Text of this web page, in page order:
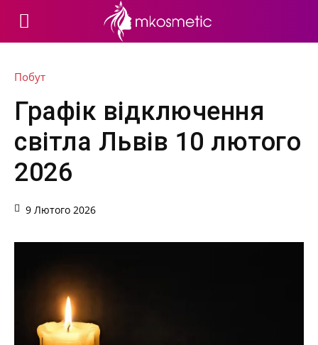
Побут
Графік відключення
світла Львів 10 лютого
2026
9 Лютого 2026